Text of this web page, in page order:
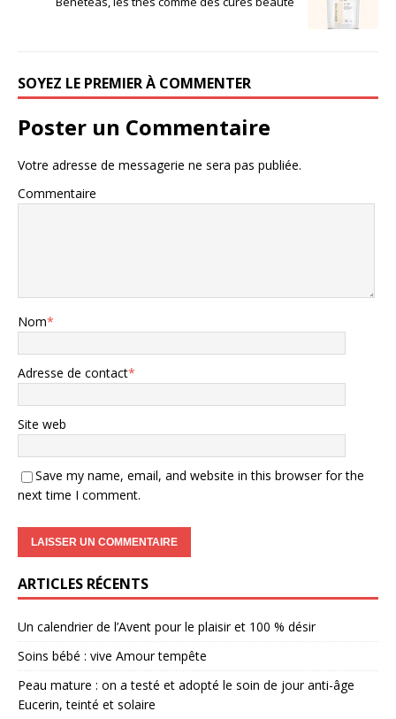
SOYEZ LE PREMIER À COMMENTER
Poster un Commentaire
Votre adresse de messagerie ne sera pas publiée.
Commentaire
Nom*
Adresse de contact*
Site web
Save my name, email, and website in this browser for the
next time I comment.
ARTICLES RÉCENTS
Un calendrier de l’Avent pour le plaisir et 100 % désir
Soins bébé : vive Amour tempête
Peau mature : on a testé et adopté le soin de jour anti-âge
Eucerin, teinté et solaire